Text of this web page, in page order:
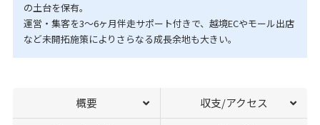
の土台を保有。
運営・集客を3〜6ヶ月伴走サポート付きで、越境ECやモール出店
など未開拓施策によりさらなる成長余地も大きい。
概要 収支/アクセス